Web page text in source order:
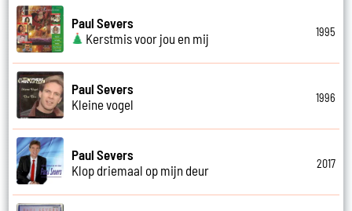
Paul Severs
Kerstmis voor jou en mij
1995
Paul Severs
Kleine vogel
1996
Paul Severs
Klop driemaal op mijn deur
2017